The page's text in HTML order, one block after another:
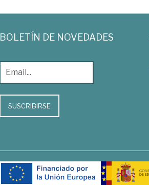
BOLETÍN DE NOVEDADES
SUSCRIBIRSE